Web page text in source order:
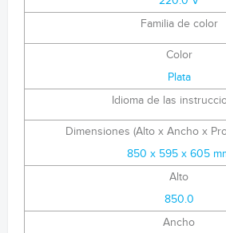
Familia de color
Color
Plata
Idioma de las
Dimensiones (Alto x Ancho x
850 x 595 x 605
Alto
850.0
Ancho